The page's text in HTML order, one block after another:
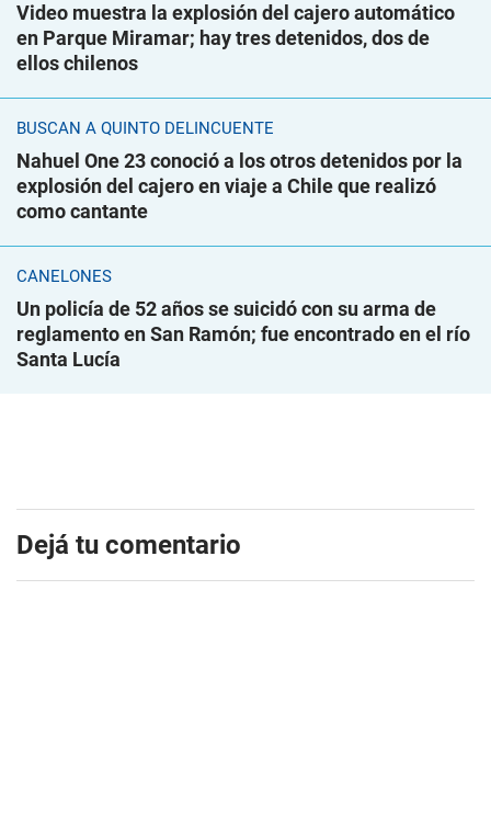
Video muestra la explosión del cajero automático
en Parque Miramar; hay tres detenidos, dos de
ellos chilenos
BUSCAN A QUINTO DELINCUENTE
Nahuel One 23 conoció a los otros detenidos por la
explosión del cajero en viaje a Chile que realizó
como cantante
CANELONES
Un policía de 52 años se suicidó con su arma de
reglamento en San Ramón; fue encontrado en el río
Santa Lucía
Dejá tu comentario